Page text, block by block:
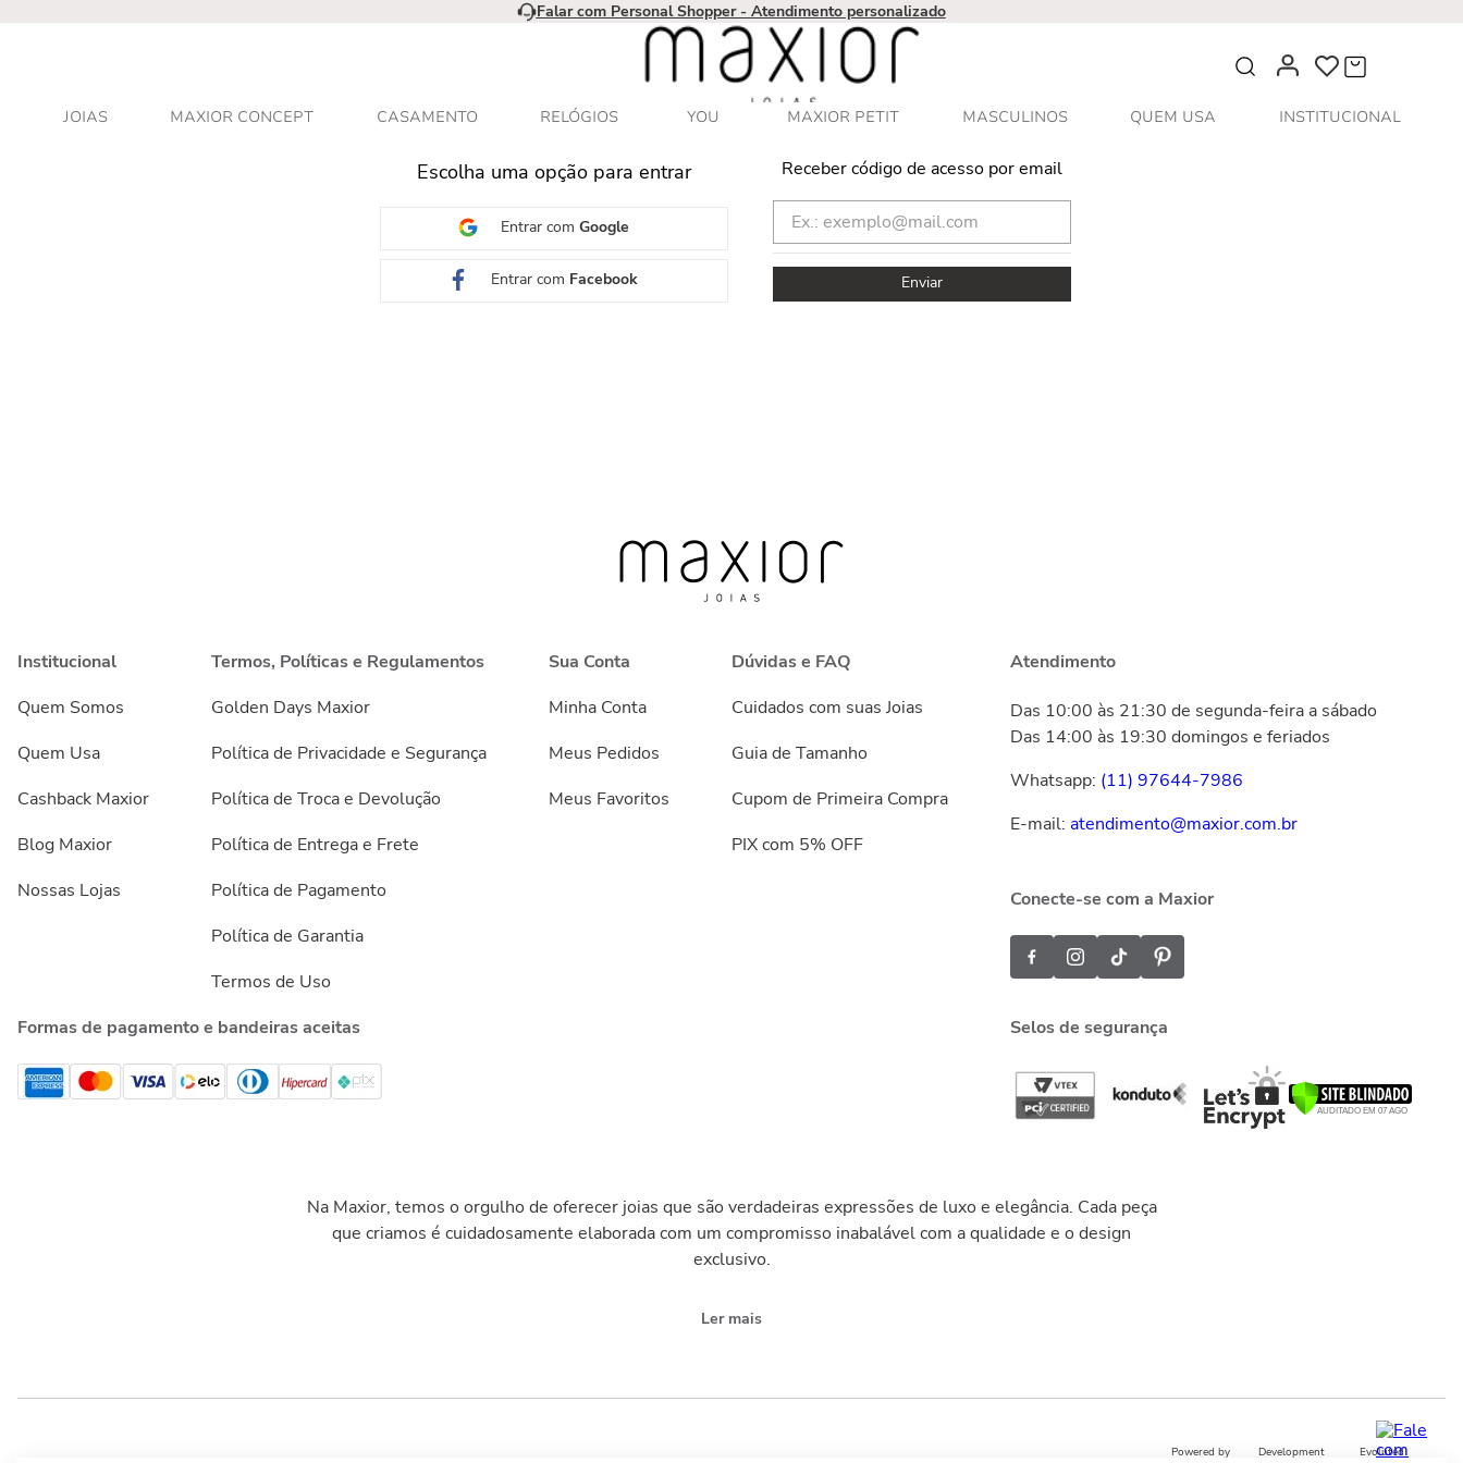
Falar com Personal Shopper - Atendimento personalizado
O que você procura?
JOIAS MAXIOR CONCEPT CASAMENTO RELÓGIOS YOU MAXIOR PETIT MASCULINOS QUEM USA INSTITUCIONAL
Escolha uma opção para entrar
Entrar com Google
Entrar com Facebook
Receber código de acesso por email
Enviar
Institucional
Quem Somos
Quem Usa
Cashback Maxior
Blog Maxior
Nossas Lojas
Termos, Políticas e Regulamentos
Golden Days Maxior
Política de Privacidade e Segurança
Política de Troca e Devolução
Política de Entrega e Frete
Política de Pagamento
Política de Garantia
Termos de Uso
Sua Conta
Minha Conta
Meus Pedidos
Meus Favoritos
Dúvidas e FAQ
Cuidados com suas Joias
Guia de Tamanho
Cupom de Primeira Compra
PIX com 5% OFF
Atendimento
Das 10:00 às 21:30 de segunda-feira a sábado
Das 14:00 às 19:30 domingos e feriados
Whatsapp: (11) 97644-7986
E-mail: atendimento@maxior.com.br
Conecte-se com a Maxior
Formas de pagamento e bandeiras aceitas Selos de segurança
Na Maxior, temos o orgulho de oferecer joias que são verdadeiras expressões de luxo e elegância. Cada peça
que criamos é cuidadosamente elaborada com um compromisso inabalável com a qualidade e o design
exclusivo.
Ler mais
Powered by Development Evoluted